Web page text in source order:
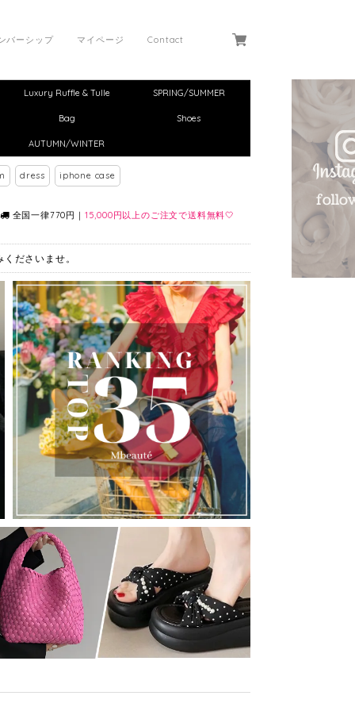
Contact
マイページ
バーシップ
Luxury Ruffle & Tulle SPRING/SUMMER
Bag Shoes
AUTUMN/WINTER
dress iphone case
全国一律770円｜ 15,000円以上のご注文で送料無料🤍
ださいませ。